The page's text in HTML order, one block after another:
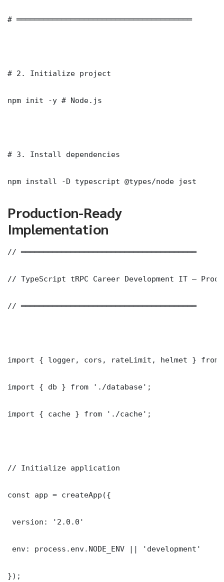
# ═══════════════════════════════════════
# 2. Initialize project
npm init -y # Node.js
# 3. Install dependencies
npm install -D typescript @types/node jest
Production-Ready
Implementation
// ═══════════════════════════════════════
// TypeScript tRPC Career Development IT —
// ═══════════════════════════════════════
import { logger, cors, rateLimit, helmet } from
import { db } from './database';
import { cache } from './cache';
// Initialize application
const app = createApp({
version: '2.0.0'
env: process.env.NODE_ENV || 'development'
});